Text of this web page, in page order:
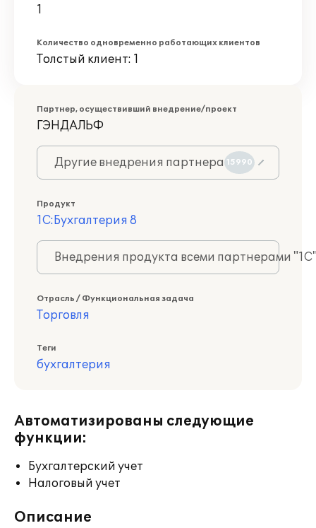
1
Количество одновременно работающих клиентов
Толстый клиент: 1
Партнер, осуществивший внедрение/проект
ГЭНДАЛЬФ
Другие внедрения партнера 15990
Продукт
1С:Бухгалтерия 8
Внедрения продукта всеми партнерами
Отрасль / Функциональная задача
Торговля
Теги
бухгалтерия
Автоматизированы следующие
функции:
Бухгалтерский учет
Налоговый учет
Описание